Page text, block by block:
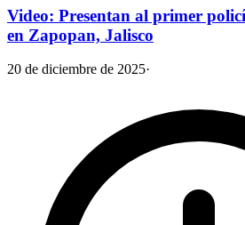
Video: Presentan al primer
en Zapopan, Jalisco
20 de diciembre de 2025·